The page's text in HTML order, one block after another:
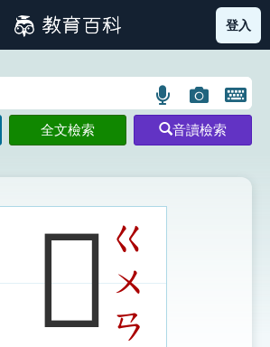
筆畫索引圖示 部首索引表圖示
登入
語
言
搜
示
圖
片
搜
開
鍵
圖
全文檢索 音讀檢索
𥷯ㄍ
ㄨ
ㄢ